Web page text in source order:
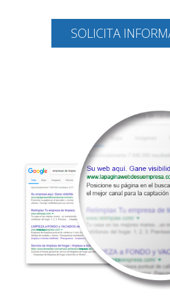
SOLICITA